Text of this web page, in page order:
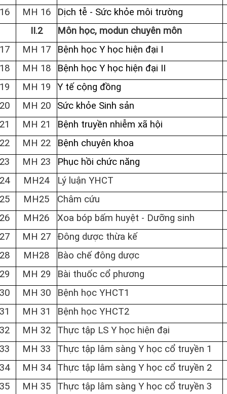
16
MH 16
Dịch tễ - Sức khỏe môi trường
II.2
Môn học, modun chuyên môn
17
MH 17
Bệnh học Y học hiện đại I
18
MH 18
Bệnh học Y học hiện đại II
19
MH 19 Y tế cộng đồng
20
MH 20 Sức khỏe Sinh sản
21
MH 21
Bệnh truyền nhiễm xã hội
22
MH 22
Bệnh chuyên khoa
23
MH 23
Phục hồi chức năng
24
MH24
Lý luận YHCT
25
MH25
Châm cứu
26
MH26
Xoa bóp bấm huyệt - Dưỡng sinh
27
MH 27 Đông dược thừa kế
28
MH28
Bào chế đông dược
29
MH 29 Bài thuốc cổ phương
30
MH 30
Bệnh học YHCT1
31
MH 31
Bệnh học YHCT2
32
MH 32 Thực tập LS Y học hiện đại
33
MH 33
Thực tập lâm sàng Y học cổ truyền 1
34
MH 34 Thực tập lâm sàng Y học cổ truyền 2
35
MH 35 Thực tập lâm sàng Y học cổ truyền 3